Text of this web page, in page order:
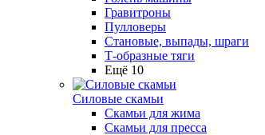
Гравитроны
Пулловеры
Становые, выпады, шраги
Т-образные тяги
Ещё 10
Силовые скамьи
Скамьи для жима
Скамьи для пресса